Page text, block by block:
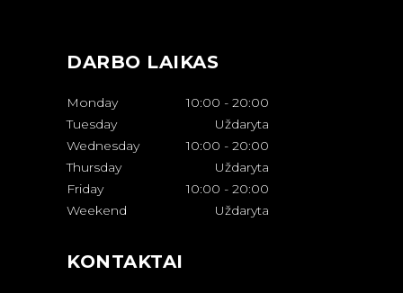
DARBO LAIKAS
Monday 10:00 - 20:00
Tuesday
Uždaryta
Wednesday
10:00 - 20:00
Thursday
Uždaryta
Friday
10:00 - 20:00
Weekend
Uždaryta
KONTAKTAI